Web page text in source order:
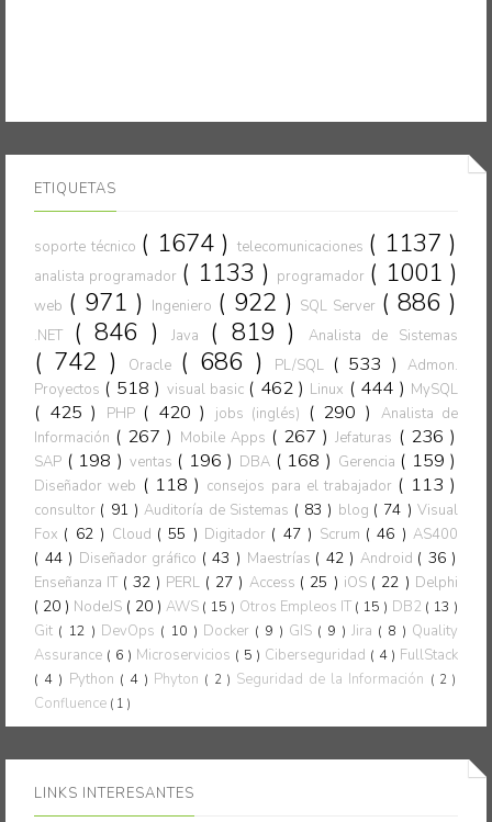
ETIQUETAS
soporte técnico ( 1674 ) telecomunicaciones ( 1137 )
analista programador ( 1133 ) programador ( 1001 )
web ( 971 ) Ingeniero ( 922 ) SQL Server ( 886 )
.NET ( 846 )Java ( 819 ) Analista de Sistemas
( 742 ) Oracle ( 686 ) PL/SQL ( 533 )Admon.
Proyectos ( 518 ) visual basic ( 462 ) Linux ( 444 ) MySQL
( 425 ) PHP ( 420 ) jobs (inglés) ( 290 )
Analista de
Información ( 267 ) Mobile Apps ( 267 )Jefaturas ( 236 )
SAP ( 198 ) ventas ( 196 ) DBA ( 168 ) Gerencia ( 159 )
Diseñador web ( 118 ) consejos para el trabajador ( 113 )
consultor ( 91 )Auditoría de Sistemas ( 83 ) blog ( 74 )Visual
Fox ( 62 ) Cloud ( 55 ) Digitador ( 47 ) Scrum ( 46 ) AS400
( 44 ) Diseñador gráfico ( 43 ) Maestrías ( 42 ) Android ( 36 )
Enseñanza IT ( 32 ) PERL ( 27 ) Access ( 25 ) iOS ( 22 ) Delphi
( 20 ) NodeJS ( 20 )AWS ( 15 ) Otros Empleos IT ( 15 ) DB2 ( 13 )
Git ( 12 ) DevOps ( 10 ) Docker ( 9 ) GIS ( 9 ) Jira ( 8 ) Quality
Assurance ( 6 ) Microservicios ( 5 ) Ciberseguridad ( 4 ) FullStack
( 4 ) Python ( 4 ) Phyton ( 2 ) Seguridad de la Información ( 2 )
Confluence ( 1 )
LINKS INTERESANTES